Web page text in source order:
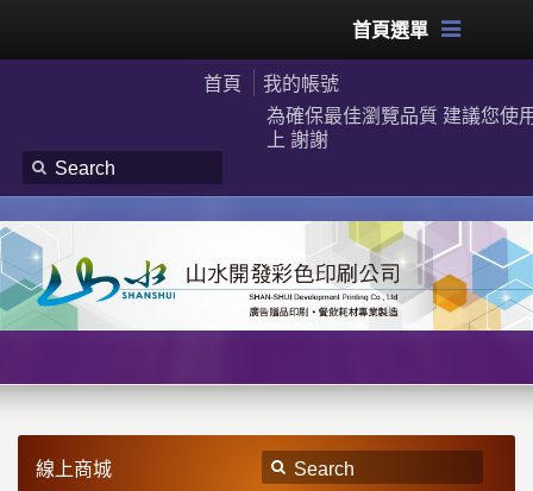
首頁選單
首頁
我的帳號
為確保最佳瀏覽品質 建議您使
上 謝謝
線上商城